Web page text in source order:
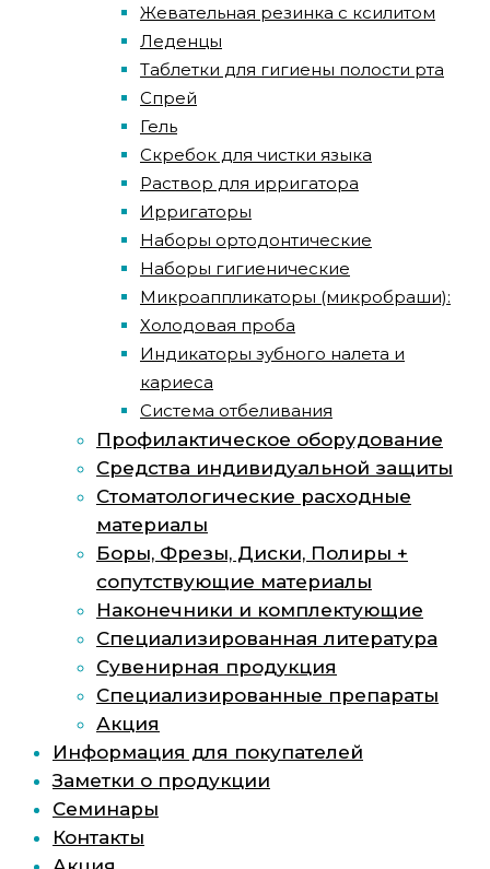
Жевательная резинка с ксилитом
Леденцы
Таблетки для гигиены полости рта
Спрей
Гель
Скребок для чистки языка
Раствор для ирригатора
Ирригаторы
Наборы ортодонтические
Наборы гигиенические
Микроаппликаторы (микробраши):
Холодовая проба
Индикаторы зубного налета и
кариеса
Система отбеливания
Профилактическое оборудование
Средства индивидуальной защиты
Стоматологические расходные
материалы
Боры, Фрезы, Диски, Полиры +
сопутствующие материалы
Наконечники и комплектующие
Специализированная литература
Сувенирная продукция
Специализированные препараты
Акция
Информация для покупателей
Заметки о продукции
Семинары
Контакты